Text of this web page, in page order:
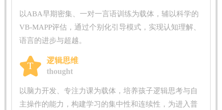
以ABA早期密集、一对一言语训练为载体，辅以科学的
VB-MAPP评估，通过个别化引导模式，实现认知理解、
语言的进步与超越。
T
逻辑思维
thought
以脑力开发、专注力课为载体，培养孩子逻辑思考与自
主操作的能力，构建学习的集中性和连续性，为进入普